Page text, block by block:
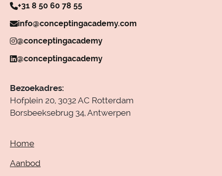
+31 8 50 60 78 55
info@conceptingacademy.com
@conceptingacademy
@conceptingacademy
Bezoekadres:
Hofplein 20, 3032 AC Rotterdam
Borsbeeksebrug 34, Antwerpen
Home
Aanbod